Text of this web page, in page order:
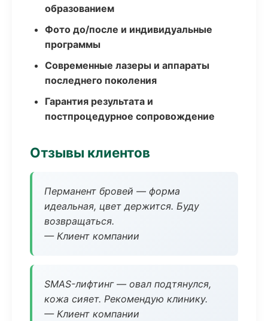
образованием
Фото до/после и индивидуальные
программы
Современные лазеры и аппараты
последнего поколения
Гарантия результата и
постпроцедурное сопровождение
Отзывы клиентов
Перманент бровей — форма
идеальная, цвет держится. Буду
возвращаться.
— Клиент компании
SMAS-лифтинг — овал подтянулся,
кожа сияет. Рекомендую клинику.
— Клиент компании